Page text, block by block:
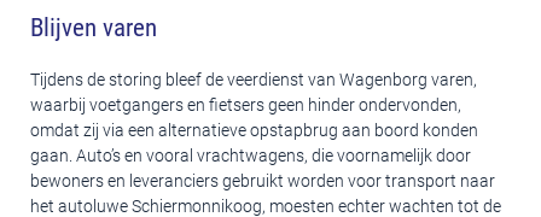
Blijven varen
Tijdens de storing bleef de veerdienst van Wagenborg varen,
waarbij voetgangers en fietsers geen hinder ondervonden,
omdat zij via een alternatieve opstapbrug aan boord konden
gaan. Auto’s en vooral vrachtwagens, die voornamelijk door
bewoners en leveranciers gebruikt worden voor transport naar
het autoluwe Schiermonnikoog, moesten echter wachten tot de